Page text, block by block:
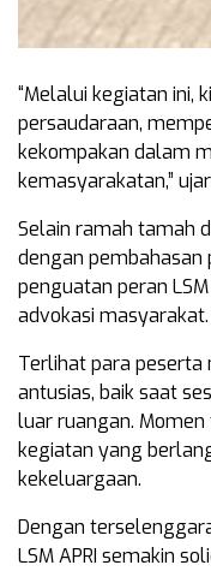
“Melalui kegiatan ini,
persaudaraan,
kekompakan dalam
kemasyarakatan,”
Selain ramah tamah
dengan pembahasan
penguatan peran
advokasi masyarakat.
Terlihat para peserta
antusias, baik saat
luar ruangan.
kegiatan yang
kekeluargaan.
Dengan
LSM APRI semakin